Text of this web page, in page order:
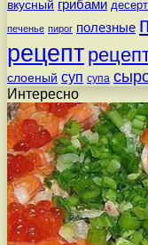
вкусный грибами десерт
печенье пирог полезные
рецепт
слоеный суп супа
Интересно